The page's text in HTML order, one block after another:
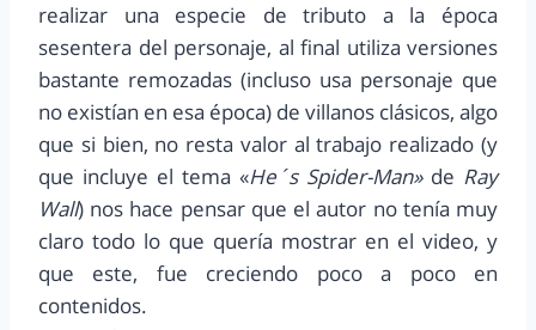
realizar una especie de tributo a la época
sesentera del personaje, al final utiliza versiones
bastante remozadas (incluso usa personaje que
no existían en esa época) de villanos clásicos, algo
que si bien, no resta valor al trabajo realizado (y
que incluye el tema «He´s Spider-Man»de Ray
Wall) nos hace pensar que el autor no tenía muy
claro todo lo que quería mostrar en el video, y
que este, fue creciendo poco a poco en
contenidos.